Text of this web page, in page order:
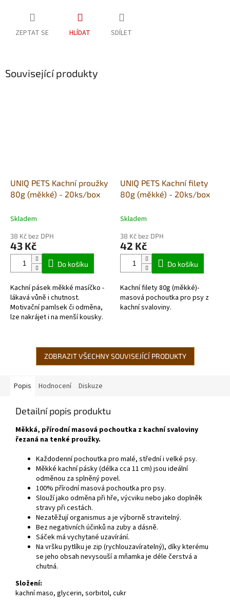
ZEPTAT SE HLÍDAT SDÍLET
Související produkty
UNIQ PETS Kachní proužky
80g (měkké) - 20ks/box
Skladem
38 Kč bez DPH
43 Kč
Do košíku
Kachní pásek měkké masíčko -
lákavá vůně i chutnost.
Motivační pamlsek či odměna,
lze nakrájet i na menší kousky.
UNIQ PETS Kachní filety
80g (měkké) - 20ks/box
Skladem
38 Kč bez DPH
42 Kč
Do košíku
Kachní filety 80g (měkké)-
masová pochoutka pro psy z
kachní svaloviny.
ZOBRAZIT VŠECHNY SOUVISEJÍCÍ PRODUKTY
Popis Hodnocení Diskuze
Detailní popis produktu
Měkká, přírodní masová pochoutka z kachní svaloviny
řezaná na tenké proužky.
Každodenní pochoutka pro malé, střední i velké psy.
Měkké kachní pásky (délka cca 11 cm) jsou ideální
odměnou za splněný povel.
100% přírodní masová pochoutka pro psy.
Slouží jako odměna při hře, výcviku nebo jako doplněk
stravy při cestách.
Nezatěžují organismus a je výborně stravitelný.
Bez negativních účinků na zuby a dásně.
Sáček má vychytané uzavírání.
Na vršku pytlíku je zip (rychlouzavíratelný), díky kterému
se jeho obsah nevysouší a mňamka je déle čerstvá a
chutná.
Složení:
kachní maso, glycerin, sorbitol, cukr